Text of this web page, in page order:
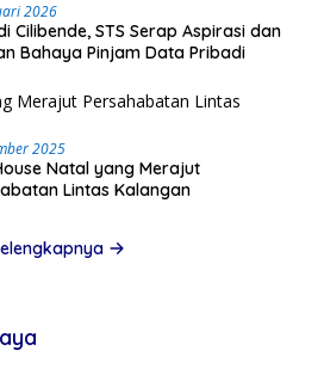
2026
Cilibende, STS Serap Aspirasi dan
Bahaya Pinjam Data Pribadi
2025
Natal yang Merajut
Lintas Kalangan